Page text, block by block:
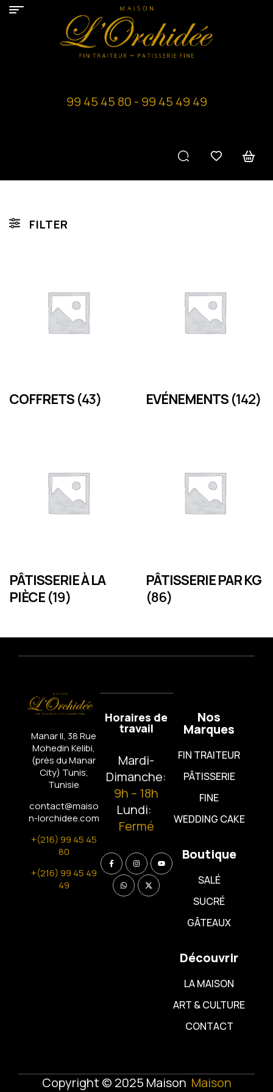
99 45 45 80 - 99 45 49 49
FILTER
COFFRETS (43) EVÉNEMENTS (142)
PÂTISSERIE À LA
PIÈCE (19)
PÂTISSERIE PAR KG
(86)
Manar II, 38 Rue
Mohedin Kelibi,
(près du Manar
City) Tunis,
Tunisie
contact@maiso
n-lorchidee.com
+(216) 99 45 45
80
+(216) 99 45 49
49
Nos
Marques
FIN TRAITEUR
PÂTISSERIE
FINE
WEDDING CAKE
Boutique
SALÉ
SUCRÉ
GÂTEAUX
Découvrir
LA MAISON
ART & CULTURE
CONTACT
Horaires de
travail
Mardi-
Dimanche:
9h – 18h
Lundi:
Fermé
Copyright © 2025 Maison Maison